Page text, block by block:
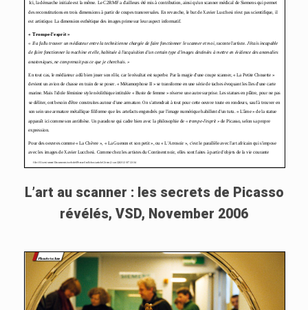
L’art au scanner : les secrets de Picasso
révélés, VSD, November 2006